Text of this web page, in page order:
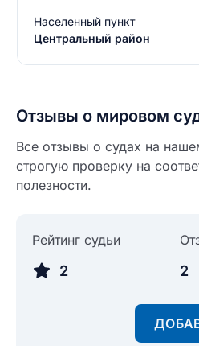
Населенный пункт
Центральный район
Отзывы о мировом
Все отзывы о судах на
строгую проверку на
полезности.
Рейтинг судьи
2 2
Введите свое имя
Введите свой e-mail
Введите свой номер
Ответ на отзыв
Название населенного